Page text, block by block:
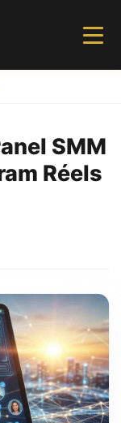
SMM
Réels